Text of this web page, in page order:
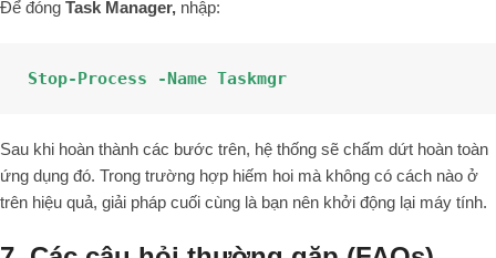
Để đóng Task Manager, nhập:
Stop-Process -Name Taskmgr
Sau khi hoàn thành các bước trên, hệ thống sẽ chấm dứt hoàn toàn
ứng dụng đó. Trong trường hợp hiếm hoi mà không có cách nào ở
trên hiệu quả, giải pháp cuối cùng là bạn nên khởi động lại máy tính.